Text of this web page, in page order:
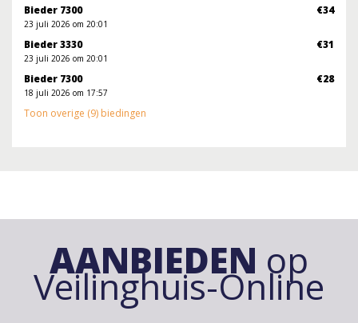
Bieder 7300 €34
23 juli 2026 om 20:01
Bieder 3330 €31
23 juli 2026 om 20:01
Bieder 7300 €28
18 juli 2026 om 17:57
Toon overige (9) biedingen
AANBIEDEN op
Veilinghuis-Online